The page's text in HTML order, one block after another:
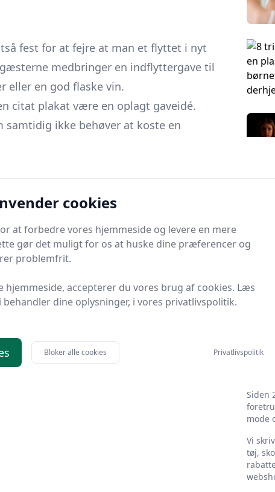
fest for at fejre at man et flyttet i nyt
medbringer en indflyttergave til
eller en god flaske vin.
citat plakat være en oplagt gaveidé.
ikke behøver at koste en
har en særlig betydning for ham
er ting til hjemmets mest
måske et krus til det stel du ved, der
er at vække glæde hos
at den er nøje udvalgt. På den måde
indretning
Siden
mode
Vi
tøj,
cookies
at forbedre vores hjemmeside og levere en mere
gør det muligt for os at huske dine præferencer og
problemfrit.
hjemmeside, accepterer du vores brug af cookies. Læs
dine oplysninger, i vores privatlivspolitik.
Bloker alle cookies Privatlivspolitik